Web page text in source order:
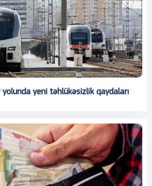
yolunda yeni təhlükəsizlik qaydaları